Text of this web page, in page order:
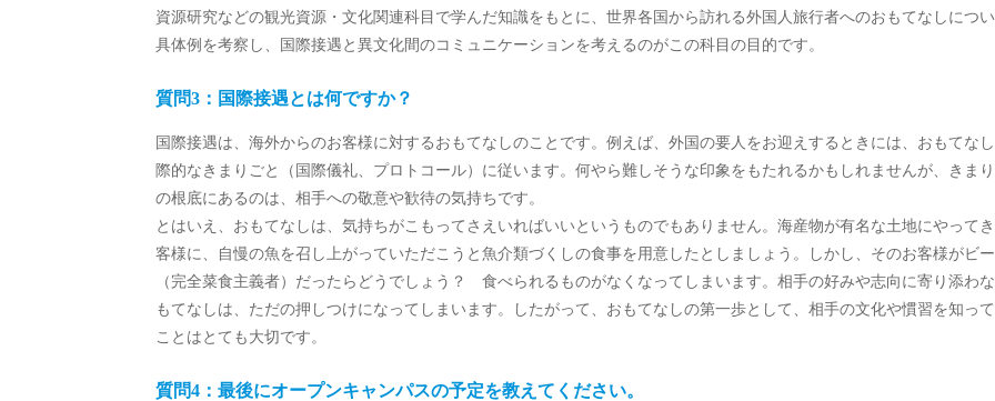
資源研究などの観光資源・文化関連科目で学んだ知識をもとに、世界各国から訪れる外国人旅行者へのおもてなしにつ
具体例を考察し、国際接遇と異文化間のコミュニケーションを考えるのがこの科目の目的です。
質問3：国際接遇とは何ですか？
国際接遇は、海外からのお客様に対するおもてなしのことです。例えば、外国の要人をお迎えするときには、おもてな
際的なきまりごと（国際儀礼、プロトコール）に従います。何やら難しそうな印象をもたれるかもしれませんが、きま
の根底にあるのは、相手への敬意や歓待の気持ちです。
とはいえ、おもてなしは、気持ちがこもってさえいればいいというものでもありません。海産物が有名な土地にやって
客様に、自慢の魚を召し上がっていただこうと魚介類づくしの食事を用意したとしましょう。しかし、そのお客様がビ
（完全菜食主義者）だったらどうでしょう？ 食べられるものがなくなってしまいます。相手の好みや志向に寄り添わ
もてなしは、ただの押しつけになってしまいます。したがって、おもてなしの第一歩として、相手の文化や慣習を知っ
ことはとても大切です。
質問4：最後にオープンキャンパスの予定を教えてください。